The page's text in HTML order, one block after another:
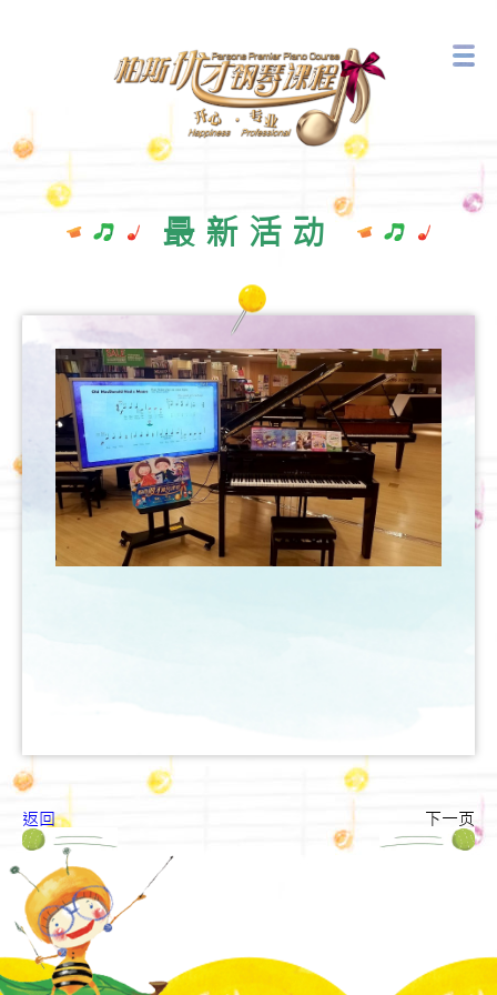
最新活动
音乐艺术中心
最新活动
返回 下一页